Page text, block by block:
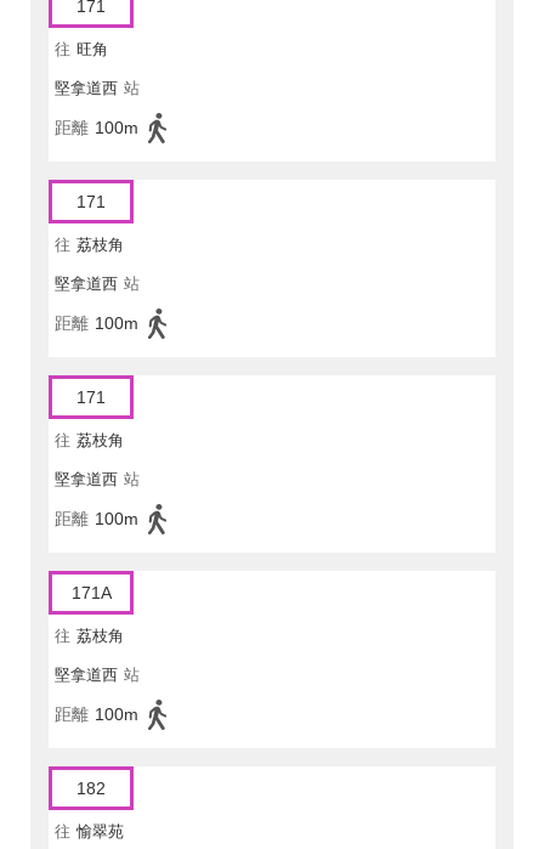
171
往 旺角
堅拿道西 站
距離 100m
171
往 荔枝角
堅拿道西 站
距離 100m
171
往 荔枝角
堅拿道西 站
距離 100m
171A
往 荔枝角
堅拿道西 站
距離 100m
182
往 愉翠苑